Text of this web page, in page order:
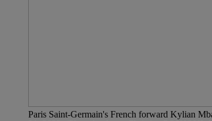
Paris Saint-Germain's French forward Kylian